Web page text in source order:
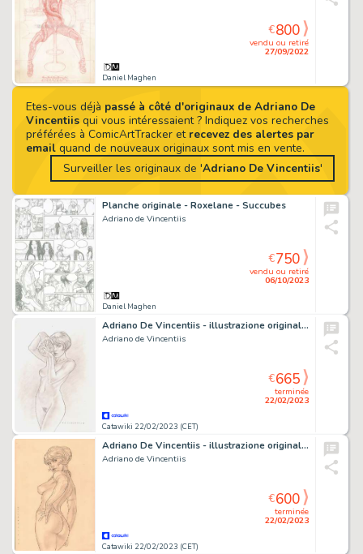
Etes-vous déjà passé à côté d'originaux de Adriano De
Vincentiisqui vous intéressaient ? Indiquez vos recherches
préférées à ComicArtTracker et recevez des alertes par
emailquand de nouveaux originaux sont mis en vente.
Surveiller les originaux de 'Adriano De Vincentiis'
Daniel Maghen
vendu ou retiré
27/09/2022
€800
Planche originale - Roxelane - Succubes
Adriano de Vincentiis
Daniel Maghen
vendu ou retiré
06/10/2023
€750
Adriano De Vincentiis - illustrazione originale "Valentina" - Page volante - Exemplaire unique (2023)
Adriano de Vincentiis
Catawiki 22/02/2023 (CET)
terminée
22/02/2023
€665
Adriano De Vincentiis - illustrazione originale "Naga la Maga" - Page volante - Exemplaire unique (2023)
Adriano de Vincentiis
Catawiki 22/02/2023 (CET)
terminée
22/02/2023
€600